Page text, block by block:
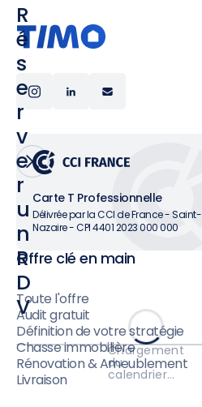
R
é
s
e
r
v
e
r
u
n
R
D
V
Chargement
du
calendrier…
Carte T Professionnelle
Délivrée par la CCI de France - Saint-
Nazaire - CPI 4401 2023 000 000
Offre clé en main
Toute l'offre
Audit gratuit
Définition de votre stratégie
Chasse immobilière
Rénovation & Ameublement
Livraison